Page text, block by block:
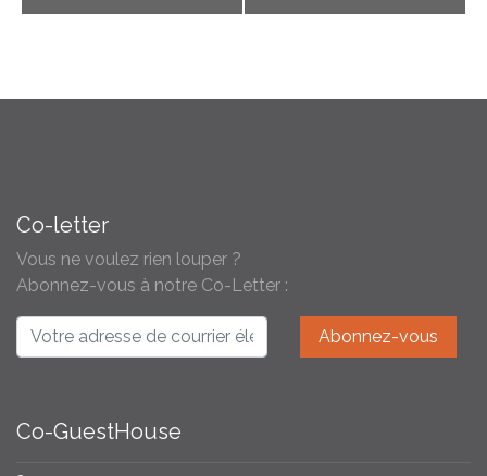
Évènement
Co-letter
Vous ne voulez rien louper ?
Abonnez-vous à notre Co-Letter :
Co-GuestHouse